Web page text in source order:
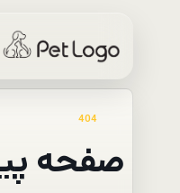
404
صفحه